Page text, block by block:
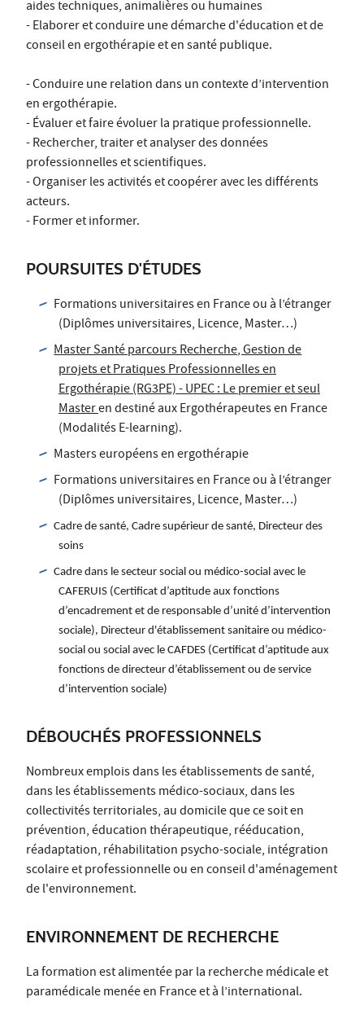
aides techniques, animalières ou humaines
- Elaborer et conduire une démarche d'éducation et de
conseil en ergothérapie et en santé publique.
- Conduire une relation dans un contexte d’intervention
en ergothérapie.
- Évaluer et faire évoluer la pratique professionnelle.
- Rechercher, traiter et analyser des données
professionnelles et scientifiques.
- Organiser les activités et coopérer avec les différents
acteurs.
- Former et informer.
POURSUITES D'ÉTUDES
Formations universitaires en France ou à l’étranger
(Diplômes universitaires, Licence, Master…)
Master Santé parcours Recherche, Gestion de
projets et Pratiques Professionnelles en
Ergothérapie (RG3PE) - UPEC : Le premier et seul
Masteren destiné aux Ergothérapeutes en France
(Modalités E-learning).
Masters européens en ergothérapie
Formations universitaires en France ou à l’étranger
(Diplômes universitaires, Licence, Master…)
Cadre de santé, Cadre supérieur de santé, Directeur des
soins
Cadre dans le secteur social ou médico-social avec le
CAFERUIS (Certificat d’aptitude aux fonctions
d’encadrement et de responsable d’unité d’intervention
sociale), Directeur d'établissement sanitaire ou médico-
social ou social avec le CAFDES (Certificat d’aptitude aux
fonctions de directeur d’établissement ou de service
d’intervention sociale)
DÉBOUCHÉS PROFESSIONNELS
Nombreux emplois dans les établissements de santé,
dans les établissements médico-sociaux, dans les
collectivités territoriales, au domicile que ce soit en
prévention, éducation thérapeutique, rééducation,
réadaptation, réhabilitation psycho-sociale, intégration
scolaire et professionnelle ou en conseil d'aménagement
de l'environnement.
ENVIRONNEMENT DE RECHERCHE
La formation est alimentée par la recherche médicale et
paramédicale menée en France et à l’international.